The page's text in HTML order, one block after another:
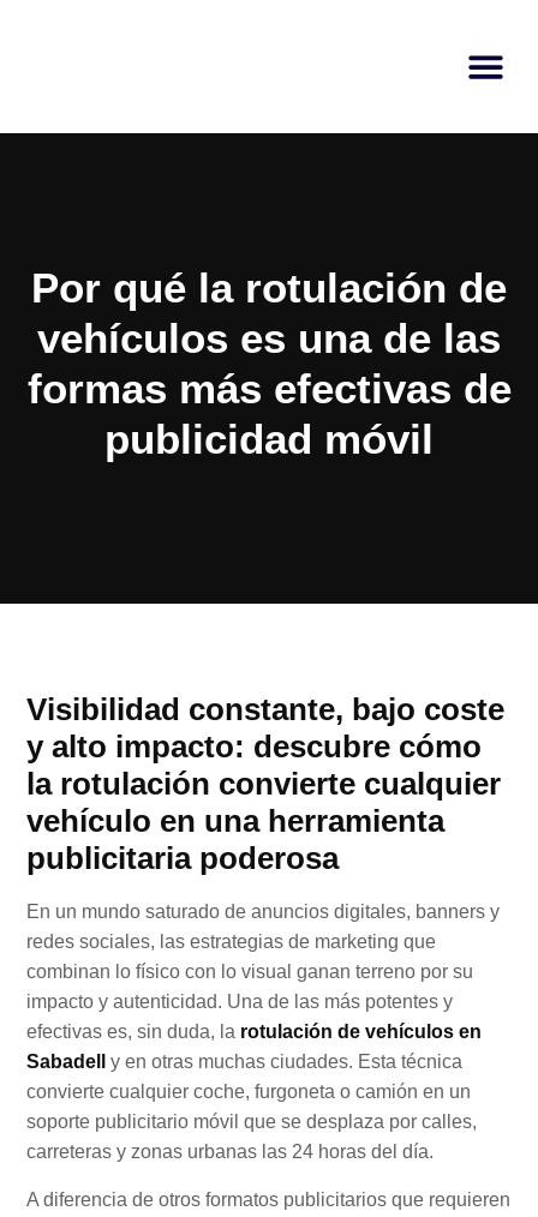
Por qué la rotulación de
vehículos es una de las
formas más efectivas de
publicidad móvil
Visibilidad constante, bajo coste
y alto impacto: descubre cómo
la rotulación convierte cualquier
vehículo en una herramienta
publicitaria poderosa
En un mundo saturado de anuncios digitales, banners y
redes sociales, las estrategias de marketing que
combinan lo físico con lo visual ganan terreno por su
impacto y autenticidad. Una de las más potentes y
efectivas es, sin duda, la rotulación de vehículos en
Sabadell
y en otras muchas ciudades. Esta técnica
convierte cualquier coche, furgoneta o camión en un
soporte publicitario móvil que se desplaza por calles,
carreteras y zonas urbanas las 24 horas del día.
A diferencia de otros formatos publicitarios que requieren